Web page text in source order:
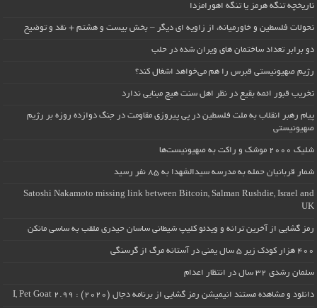
تاریخچه تنگه هرمز یا تنگه اهورامزدا
تحولات فلسطین و خاورمیانه، از زاویه ای دیگر – بخش بیست و هشتم + نقد و توضیح
دو برابر تعداد ساختمان های ویران شده در حلب
رژیم صهیونیستی قبرس را هم می‌خواهد اشغال کند؟
تخریب قبور ائمه بقیع در نظر اهل سنت هیچ مبنایی ندارد
پیام رهبر انقلاب به ملت فلسطین در پی پیروزی مقاومت در جنگ دوازده روزه بر رژیم
صهیونیستی
شلیک ۲۰۰۰ موشک و راکت به صهیونیست‌ها
شمار قربانیان حمله به مدرسه سیدالشهدا به ۸۵ نفر رسید
Satoshi Nakamoto missing link between Bitcoin, Salman Rushdie, Israel and
UK
رمز گشایی از آخرین ترانه و ویدئو کلیپ شیطانی ساسان حیدری ملقب به ساسی مانکن
۴۰۰ هزار کودک زیر ۵ سال یمنی در آستانه مرگ از گرسنگی
سلمان رشدی ۳۲ سال در انتظار اعدام
دانلود و مشاهده مستند انیمیشن رمز گشایی از برنامه دجال (۲۰۲۰) : I, Pet Goat 2.99